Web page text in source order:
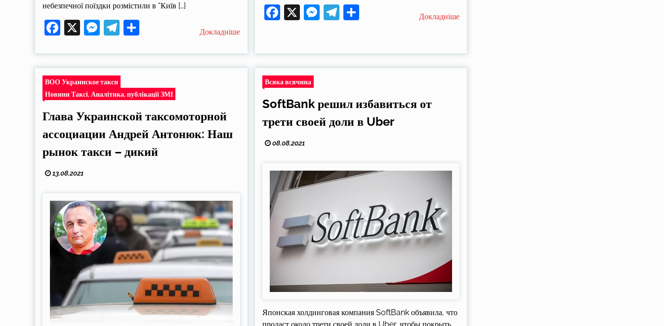
небезпечної поїздки розмістили в “Київ […]
Facebook
X Messenger
Telegram
ПоділитисяДокладніше
Facebook
X Messenger
Telegram
ПоділитисяДокладніше
ВОО Украинское такси
Новини Таксі, Аналітика, публікації ЗМІ
Глава Украинской таксомоторной
ассоциации Андрей Антонюк: Наш
рынок такси – дикий
13.08.2021
Всяка всячина
SoftBank решил избавиться от
трети своей доли в Uber
08.08.2021
Японская холдинговая компания SoftBank объявила, что
продаст около трети своей доли в Uber, чтобы покрыть